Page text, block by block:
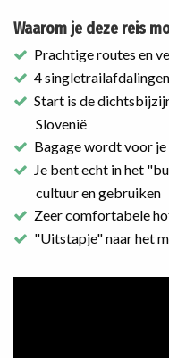
Waarom je deze reis
Prachtige routes en
4
Start is de
Slovenië
Bagage wordt voor
Je bent echt in het
cultuur en gebruiken
Zeer comfortabele
"Uitstapje" naar het